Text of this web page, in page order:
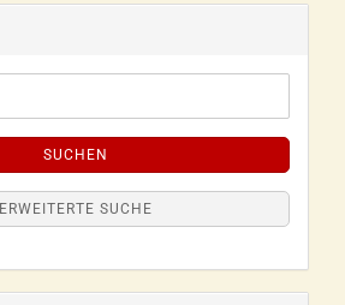
SUCHEN
ERWEITERTE SUCHE